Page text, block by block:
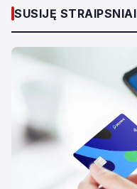
SUSIJĘ STRAIPSNIAI